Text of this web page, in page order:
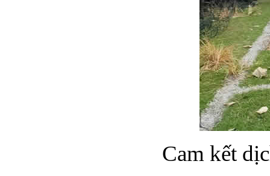
Cam kết